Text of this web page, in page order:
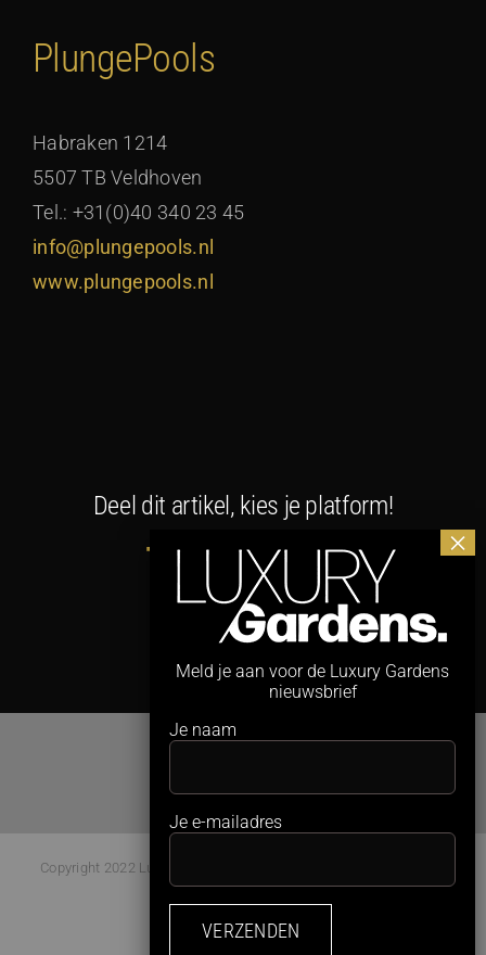
PlungePools
Habraken 1214
5507 TB Veldhoven
Tel.: +31(0)40 340 23 45
info@plungepools.nl
www.plungepools.nl
Deel dit artikel, kies je platform!
Facebook LinkedInWhatsApp
E-
mail
Copyright 2022 Luxury Gardens Magazine | All Rights Reserved |
Meld je aan voor de Luxury Gardens
nieuwsbrief
Je naam
Je e-mailadres